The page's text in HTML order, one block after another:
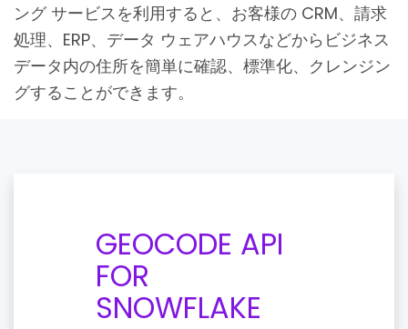
ング サービスを利用すると、お客様の CRM、請求
処理、ERP、データ ウェアハウスなどからビジネス
データ内の住所を簡単に確認、標準化、クレンジン
グすることができます。
GEOCODE API
FOR
SNOWFLAKE